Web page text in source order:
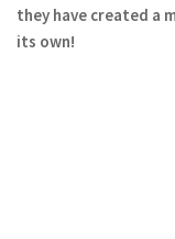
they have created a
its own!